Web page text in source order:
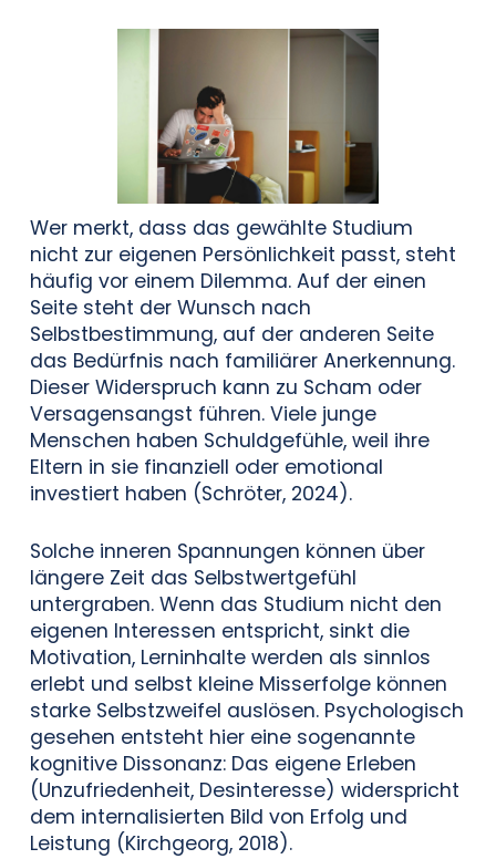
Wer merkt, dass das gewählte Studium
nicht zur eigenen Persönlichkeit passt, steht
häufig vor einem Dilemma. Auf der einen
Seite steht der Wunsch nach
Selbstbestimmung, auf der anderen Seite
das Bedürfnis nach familiärer Anerkennung.
Dieser Widerspruch kann zu Scham oder
Versagensangst führen. Viele junge
Menschen haben Schuldgefühle, weil ihre
Eltern in sie finanziell oder emotional
investiert haben (Schröter, 2024).
Solche inneren Spannungen können über
längere Zeit das Selbstwertgefühl
untergraben. Wenn das Studium nicht den
eigenen Interessen entspricht, sinkt die
Motivation, Lerninhalte werden als sinnlos
erlebt und selbst kleine Misserfolge können
starke Selbstzweifel auslösen. Psychologisch
gesehen entsteht hier eine sogenannte
kognitive Dissonanz: Das eigene Erleben
(Unzufriedenheit, Desinteresse) widerspricht
dem internalisierten Bild von Erfolg und
Leistung (Kirchgeorg, 2018).